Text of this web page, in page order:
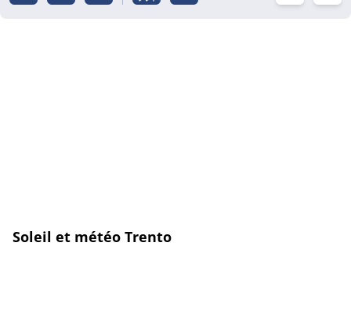
Soleil et météo Trento